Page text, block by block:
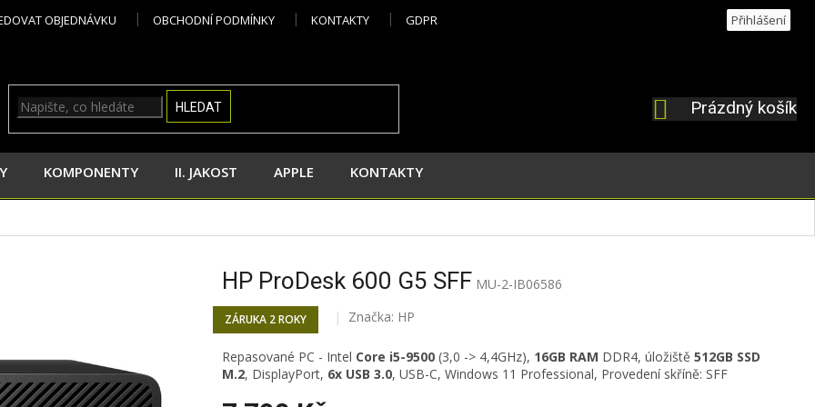
OBJEDNÁVKU OBCHODNÍ PODMÍNKY KONTAKTY GDPR Přihlášení
HLEDAT
NÁKUPNÍ
Prázdný košík
KOMPONENTY II. JAKOST APPLE KONTAKTY
HP ProDesk 600 G5 SFF MU-2-IB06586
ZÁRUKA 2 ROKY Značka: HP
Repasované PC - Intel Core i5-9500 (3,0 -> 4,4GHz), 16GB RAM DDR4, úložiště 512GB SSD
M.2, DisplayPort, 6x USB 3.0, USB-C, Windows 11 Professional, Provedení skříně: SFF